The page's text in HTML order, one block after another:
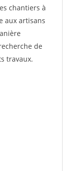
chantiers à
aux artisans
de
travaux.